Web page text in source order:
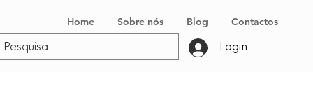
Home Sobre nós Blog Contactos
Login